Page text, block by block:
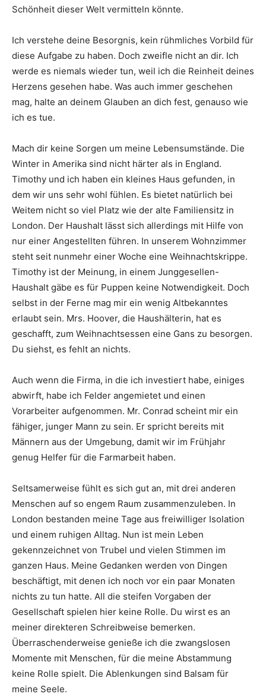
Schönheit dieser Welt vermitteln könnte.
Ich verstehe deine Besorgnis, kein rühmliches Vorbild für
diese Aufgabe zu haben. Doch zweifle nicht an dir. Ich
werde es niemals wieder tun, weil ich die Reinheit deines
Herzens gesehen habe. Was auch immer geschehen
mag, halte an deinem Glauben an dich fest, genauso wie
ich es tue.
Mach dir keine Sorgen um meine Lebensumstände. Die
Winter in Amerika sind nicht härter als in England.
Timothy und ich haben ein kleines Haus gefunden, in
dem wir uns sehr wohl fühlen. Es bietet natürlich bei
Weitem nicht so viel Platz wie der alte Familiensitz in
London. Der Haushalt lässt sich allerdings mit Hilfe von
nur einer Angestellten führen. In unserem Wohnzimmer
steht seit nunmehr einer Woche eine Weihnachtskrippe.
Timothy ist der Meinung, in einem Junggesellen-
Haushalt gäbe es für Puppen keine Notwendigkeit. Doch
selbst in der Ferne mag mir ein wenig Altbekanntes
erlaubt sein. Mrs. Hoover, die Haushälterin, hat es
geschafft, zum Weihnachtsessen eine Gans zu besorgen.
Du siehst, es fehlt an nichts.
Auch wenn die Firma, in die ich investiert habe, einiges
abwirft, habe ich Felder angemietet und einen
Vorarbeiter aufgenommen. Mr. Conrad scheint mir ein
fähiger, junger Mann zu sein. Er spricht bereits mit
Männern aus der Umgebung, damit wir im Frühjahr
genug Helfer für die Farmarbeit haben.
Seltsamerweise fühlt es sich gut an, mit drei anderen
Menschen auf so engem Raum zusammenzuleben. In
London bestanden meine Tage aus freiwilliger Isolation
und einem ruhigen Alltag. Nun ist mein Leben
gekennzeichnet von Trubel und vielen Stimmen im
ganzen Haus. Meine Gedanken werden von Dingen
beschäftigt, mit denen ich noch vor ein paar Monaten
nichts zu tun hatte. All die steifen Vorgaben der
Gesellschaft spielen hier keine Rolle. Du wirst es an
meiner direkteren Schreibweise bemerken.
Überraschenderweise genieße ich die zwangslosen
Momente mit Menschen, für die meine Abstammung
keine Rolle spielt. Die Ablenkungen sind Balsam für
meine Seele.